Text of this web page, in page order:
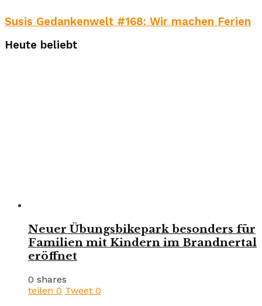
Susis Gedankenwelt #168: Wir machen Ferien
Heute beliebt
Neuer Übungsbikepark besonders für
Familien mit Kindern im Brandnertal
eröffnet
0 shares
teilen 0 Tweet 0